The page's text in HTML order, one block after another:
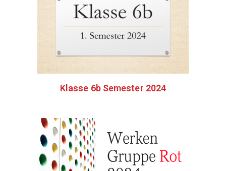
Klasse 6b Semester 2024